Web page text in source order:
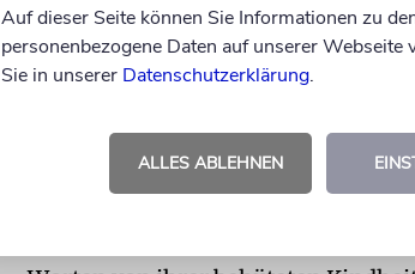
zunächst in
sie in
Auf dieser Seite können Sie Informationen zu
personenbezogene Daten auf unserer
Sie in unserer Datenschutzerklärung.
ALLES ABLEHNEN